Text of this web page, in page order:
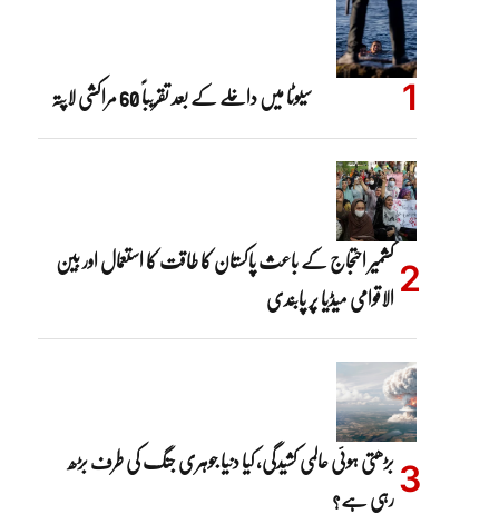
سیوٹا میں داخلے کے بعد تقریباً 60 مراکشی لاپتہ
کشمیر احتجاج کے باعث پاکستان کا طاقت کا استعمال اور بین
الاقوامی میڈیا پر پابندی
بڑھتی ہوئی عالمی کشیدگی، کیا دنیا جوہری جنگ کی طرف بڑھ
رہی ہے؟